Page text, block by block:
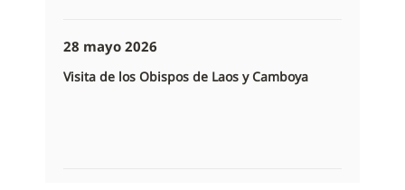
28 mayo 2026
Visita de los Obispos de Laos y Camboya